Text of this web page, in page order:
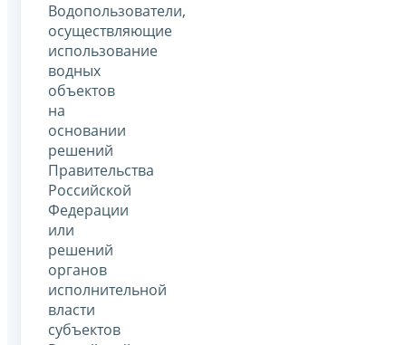
Водопользователи,
осуществляющие
использование
водных
объектов
на
основании
решений
Правительства
Российской
Федерации
или
решений
органов
исполнительной
власти
субъектов